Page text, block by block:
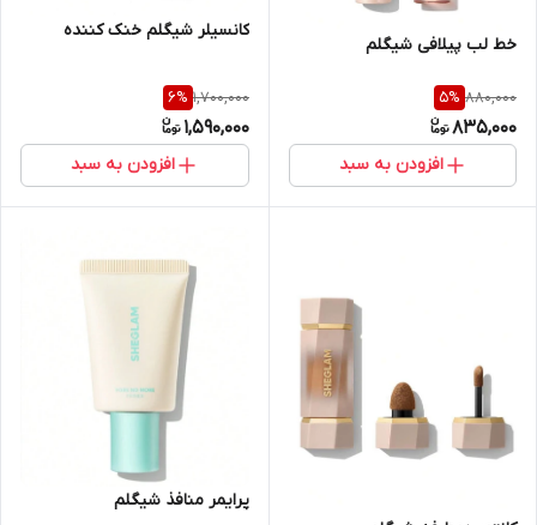
خط لب پیلافی شیگلم
880,000
5%
835,000
افزودن به سبد
کانسیلر شیگلم خنک کننده
1,700,000
6%
1,590,000
افزودن به سبد
پرایمر منافذ شیگلم